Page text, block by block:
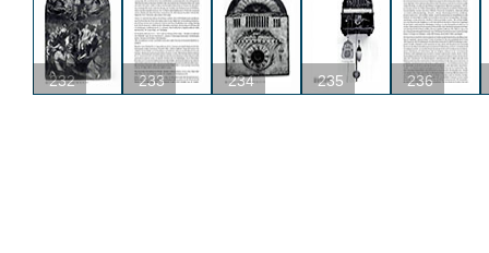
232 233 234 235 236